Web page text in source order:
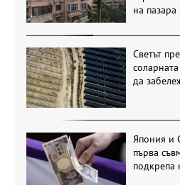
на пазара
Светът
да
Япония и
първа
подкрепа